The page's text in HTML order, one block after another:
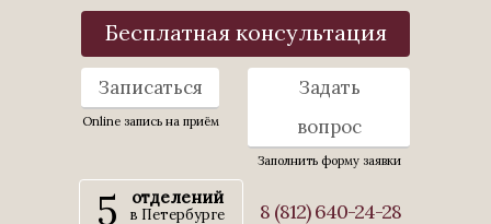
Бесплатная консультация
Записаться
Online запись на приём
Задать
вопрос
Заполнить форму заявки
5 отделений
в Петербурге 8 (812) 640-24-28